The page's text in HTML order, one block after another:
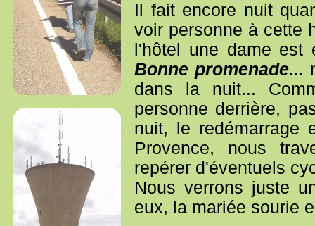
Il fait encore nuit
voir personne à cette
l'hôtel une dame
Bonne promenade...
dans la nuit...
personne derrière,
nuit, le redémarrage
Provence, nous
repérer d'éventuels
Nous verrons juste
eux, la mariée sourie